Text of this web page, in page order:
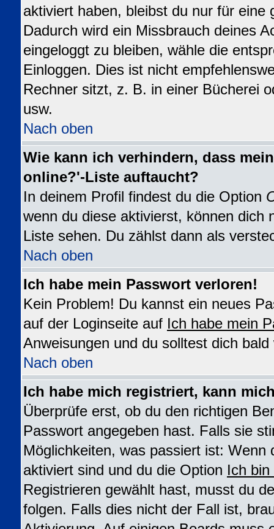
aktiviert haben, bleibst du nur für eine
Dadurch wird ein Missbrauch deines
eingeloggt zu bleiben, wähle die
Einloggen. Dies ist nicht
Rechner sitzt, z. B. in einer Bücherei
usw.
Nach oben
Wie kann ich verhindern, dass
online?'-Liste auftaucht?
In deinem Profil findest du die Option
wenn du diese aktivierst, können dich
Liste sehen. Du zählst dann als
Nach oben
Ich habe mein Passwort verloren!
Kein Problem! Du kannst ein neues
auf der Loginseite auf Ich habe mein
Anweisungen und du solltest dich
Nach oben
Ich habe mich registriert, kann
Überprüfe erst, ob du den richtigen
Passwort angegeben hast. Falls sie
Möglichkeiten, was passiert ist: Wenn
aktiviert sind und du die Option Ich
Registrieren gewählt hast, musst du
folgen. Falls dies nicht der Fall ist,